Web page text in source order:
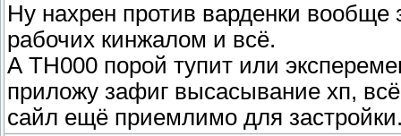
Ну нахрен против варденки вообще
рабочих кинжалом и всё.
А TH000 порой тупит или
приложу зафиг высасывание хп,
сайл ещё приемлимо для